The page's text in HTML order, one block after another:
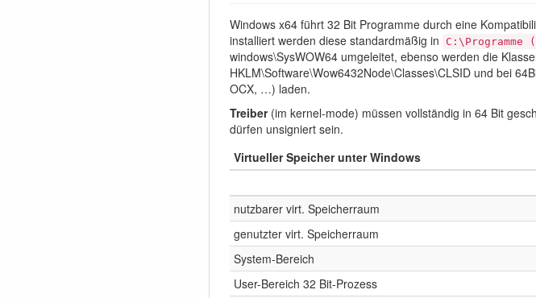
Windows x64 führt 32 Bit Programme durch eine
installiert werden diese standardmäßig in
C:\Programme
windows\SysWOW64 umgeleitet, ebenso werden die
HKLM\Software\Wow6432Node\Classes\CLSID und bei
OCX, …) laden.
Treiber(im kernel-mode) müssen vollständig in 64 Bit
dürfen unsigniert sein.
Virtueller Speicher unter Windows
nutzbarer virt. Speicherraum
genutzter virt. Speicherraum
System-Bereich
User-Bereich 32 Bit-Prozess